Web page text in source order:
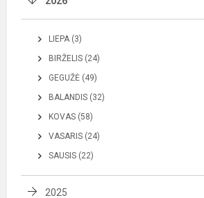
LIEPA (3)
BIRŽELIS (24)
GEGUŽĖ (49)
BALANDIS (32)
KOVAS (58)
VASARIS (24)
SAUSIS (22)
2025